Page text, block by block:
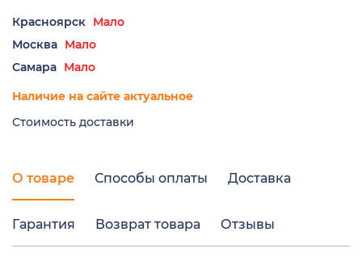
Красноярск Мало
Москва Мало
Самара Мало
Наличие на сайте актуальное
Стоимость доставки
О товаре Способы оплаты Доставка
Гарантия Возврат товара Отзывы